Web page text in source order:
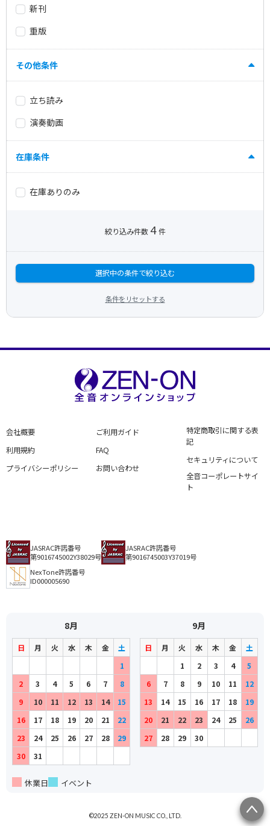
新刊
重版
その他条件
立ち読み
演奏動画
在庫条件
在庫ありのみ
絞り込み件数 4 件
選択中の条件で絞り込む
条件をリセットする
会社概要
利用規約
プライバシーポリシー
ご利用ガイド
FAQ
お問い合わせ
特定商取引に関する表
記
セキュリティについて
全音コーポレートサイ
ト
JASRAC許諾番号
第9016745002Y38029号
JASRAC許諾番号
第9016745003Y37019号
NexTone許諾番号
ID000005690
8月
日 月 火 水 木 金
土
1
2
3 4 5 6 7
8
9
10 11 12 13 14
15
16
17 18 19 20 21
22
23
24 25 26 27 28
29
30
31
9月
日 月 火 水 木 金
土
1
2 3 4
5
6
7 8 9 10 11
12
13
14 15 16 17 18
19
20
21 22 23 24 25
26
27
28 29 30
休業日 イベント
©2025 ZEN-ON MUSIC CO., LTD.